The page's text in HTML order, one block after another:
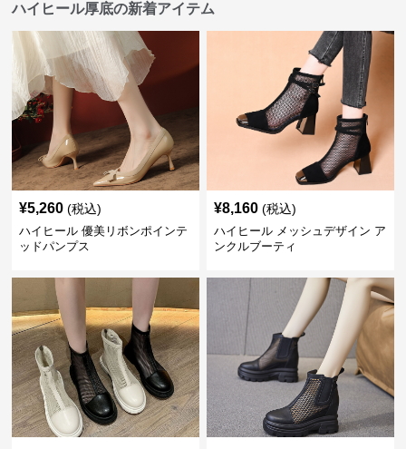
ハイヒール厚底の新着アイテム
¥5,260 (税込)
ハイヒール 優美リボンポインテ
ッドパンプス
¥8,160 (税込)
ハイヒール メッシュデザイン ア
ンクルブーティ